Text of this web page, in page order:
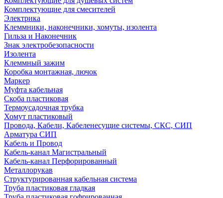
Комплектующие для смесителей
Электрика
Клеммники, наконечники, хомуты, изолента
Гильза и Наконечник
Знак электробезопасности
Изолента
Клеммный зажим
Коробка монтажная, лючок
Маркер
Муфта кабельная
Скоба пластиковая
Термоусадочная трубка
Хомут пластиковый
Провода, Кабели, Кабеленесущие системы, СКС, СИП
Арматура СИП
Кабель и Провод
Кабель-канал Магистральный
Кабель-канал Перфорированный
Металлорукав
Структурированная кабельная система
Труба пластиковая гладкая